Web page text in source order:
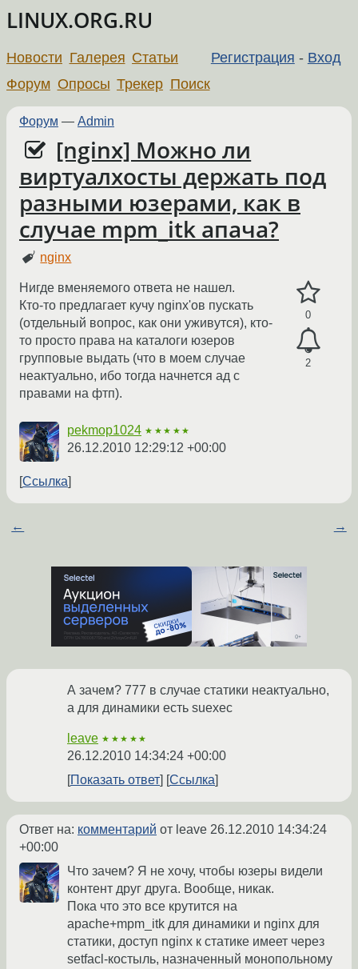
LINUX.ORG.RU
Регистрация - Вход
Новости Галерея Статьи
Форум Опросы Трекер Поиск
Форум — Admin
[nginx] Можно ли
виртуалхосты держать под
разными юзерами, как в
случае mpm_itk апача?
nginx
0
2
Нигде вменяемого ответа не нашел.
Кто-то предлагает кучу nginx'ов пускать
(отдельный вопрос, как они уживутся), кто-
то просто права на каталоги юзеров
групповые выдать (что в моем случае
неактуально, ибо тогда начнется ад с
правами на фтп).
pekmop1024 ★★★★★
26.12.2010 12:29:12 +00:00
Ссылка
← →
А зачем? 777 в случае статики неактуально,
а для динамики есть suexec
leave ★★★★★
26.12.2010 14:34:24 +00:00
Показать ответ
Ссылка
Ответ на: комментарий от leave 26.12.2010 14:34:24
+00:00
Что зачем? Я не хочу, чтобы юзеры видели
контент друг друга. Вообще, никак.
Пока что это все крутится на
apache+mpm_itk для динамики и nginx для
статики, доступ nginx к статике имеет через
setfacl-костыль, назначенный монопольному